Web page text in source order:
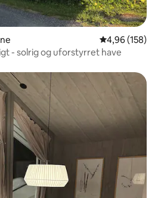
4,96 ud af 5 i
4,96 (158)
- solrig og uforstyrret have